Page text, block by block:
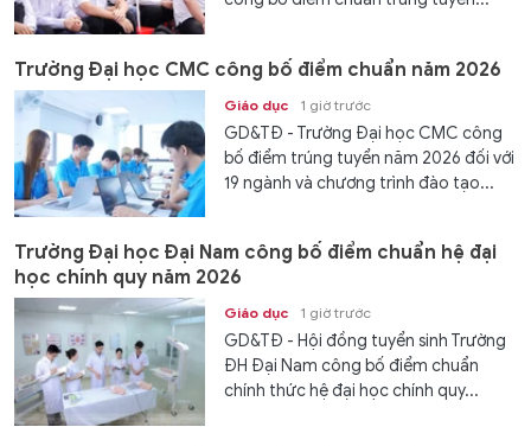
Trường Đại học CMC công bố điểm chuẩn năm 2026
Giáo dục 1 giờ trước
GD&TĐ - Trường Đại học CMC công
bố điểm trúng tuyển năm 2026 đối với
19 ngành và chương trình đào tạo...
Trường Đại học Đại Nam công bố điểm chuẩn hệ đại
học chính quy năm 2026
Giáo dục 1 giờ trước
GD&TĐ - Hội đồng tuyển sinh Trường
ĐH Đại Nam công bố điểm chuẩn
chính thức hệ đại học chính quy...